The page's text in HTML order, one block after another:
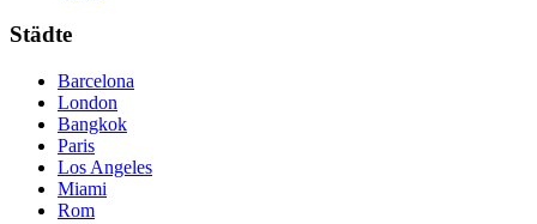
Städte
Barcelona
London
Bangkok
Paris
Los Angeles
Miami
Rom